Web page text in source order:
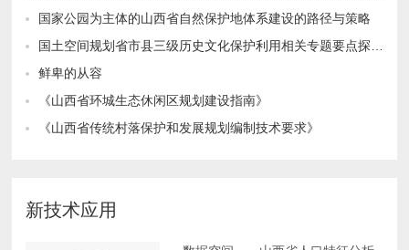
国家公园为主体的山西省自然保护地体系建设的路径与策略
国土空间规划省市县三级历史文化保护利用相关专题要点探讨总结
鲜卑的从容
《山西省环城生态休闲区规划建设指南》
《山西省传统村落保护和发展规划编制技术要求》
新技术应用